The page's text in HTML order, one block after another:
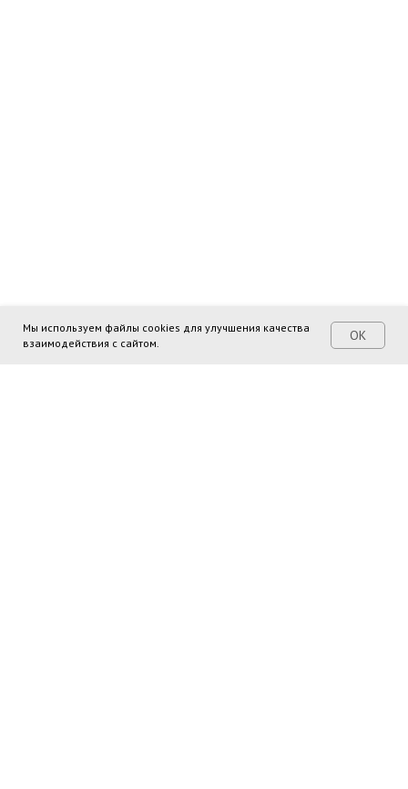
Мы используем файлы cookies для улучшения качества
взаимодействия с сайтом.
ОК